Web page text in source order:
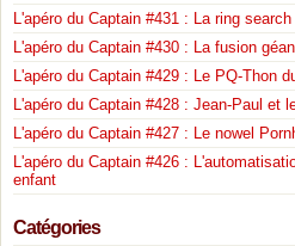
L'apéro du Captain #431 : La ring
L'apéro du Captain #430 : La fusion
L'apéro du Captain #429 : Le PQ-Thon
L'apéro du Captain #428 : Jean-Paul et
L'apéro du Captain #427 : Le nowel
L'apéro du Captain #426 :
enfant
Catégories